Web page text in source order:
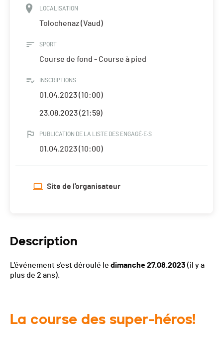
LOCALISATION
Tolochenaz (Vaud)
SPORT
Course de fond - Course à pied
INSCRIPTIONS
01.04.2023 (10:00)
23.08.2023 (21:59)
PUBLICATION DE LA LISTE DES ENGAGÉ·E·S
01.04.2023 (10:00)
Site de l'organisateur
Description
L'événement s'est déroulé le dimanche 27.08.2023 (il y a
plus de 2 ans).
La course des super-héros!